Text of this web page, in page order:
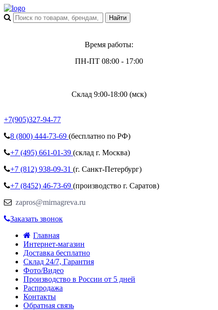
Время работы:
ПН-ПТ 08:00 - 17:00
Склад 9:00-18:00 (мск)
+7(905)327-94-77
8 (800) 444-73-69 (бесплатно по РФ)
+7 (495) 661-01-39 (склад г. Москва)
+7 (812) 938-09-31 (г. Санкт-Петербург)
+7 (8452) 46-73-69 (производство г. Саратов)
zapros@mirnagreva.ru
Заказать звонок
Главная
Интернет-магазин
Доставка бесплатно
Склад 24/7, Гарантия
Фото/Видео
Производство в России от 5 дней
Распродажа
Контакты
Обратная связь